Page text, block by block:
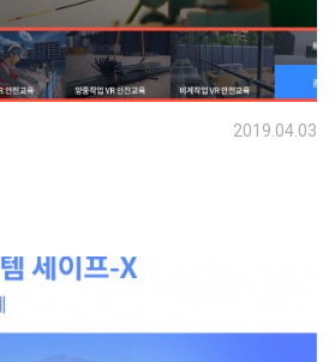
2019.04.03